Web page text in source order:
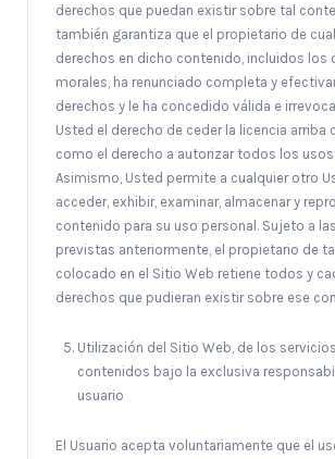
derechos que puedan existir sobre tal
también garantiza que el propietario de
derechos en dicho contenido, incluidos los
morales, ha renunciado completa y
derechos y le ha concedido válida e
Usted el derecho de ceder la licencia arriba
como el derecho a autorizar todos los
Asimismo, Usted permite a cualquier otro
acceder, exhibir, examinar, almacenar y
contenido para su uso personal. Sujeto a
previstas anteriormente, el propietario de
colocado en el Sitio Web retiene todos y
derechos que pudieran existir sobre ese
Utilización del Sitio Web, de los
contenidos bajo la exclusiva
usuario
El Usuario acepta voluntariamente que el